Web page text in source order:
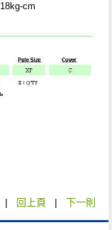
18kg-cm
| 回上頁 | 下一則